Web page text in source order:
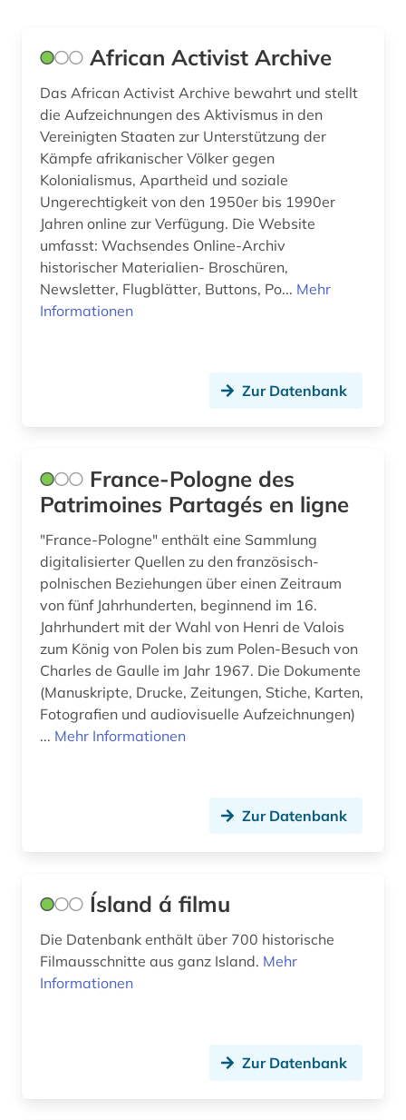
archäologie (5)
archäologische stätte (1)
argentinien (1)
artek (2)
asienforschung (1)
astronomie (2)
atlas (2)
aufsatzsammlung (1)
augenzeuge (1)
ausländer (1)
ausstellung (1)
australien (2)
auswanderer (1)
auswanderung (1)
authentizität (1)
außenpolitik (5)
außenwirtschaft (1)
baden-württemberg (3)
Europa (17)
Finnland (16)
Frankreich (22)
GUS (4)
Griechenland (2)
Griechenland (Altertum) (1)
Island (6)
Italien (12)
Japan (3)
Jugoslawien (6)
Kanada (1)
Lettland (5)
Makedonien (3)
Mittelamerika (2)
Moldawien (3)
African Activist Archive
Das African Activist Archive bewahrt und stellt
die Aufzeichnungen des Aktivismus in den
Vereinigten Staaten zur Unterstützung der
Kämpfe afrikanischer Völker gegen
Kolonialismus, Apartheid und soziale
Ungerechtigkeit von den 1950er bis 1990er
Jahren online zur Verfügung. Die Website
umfasst: Wachsendes Online-Archiv
historischer Materialien- Broschüren,
Newsletter, Flugblätter, Buttons, Po... Mehr
Informationen
Zur Datenbank
France-Pologne des
Patrimoines Partagés en ligne
"France-Pologne" enthält eine Sammlung
digitalisierter Quellen zu den französisch-
polnischen Beziehungen über einen Zeitraum
von fünf Jahrhunderten, beginnend im 16.
Jahrhundert mit der Wahl von Henri de Valois
zum König von Polen bis zum Polen-Besuch von
Charles de Gaulle im Jahr 1967. Die Dokumente
(Manuskripte, Drucke, Zeitungen, Stiche, Karten,
Fotografien und audiovisuelle Aufzeichnungen)
... Mehr Informationen
Zur Datenbank
Ísland á filmu
Die Datenbank enthält über 700 historische
Filmausschnitte aus ganz Island. Mehr
Informationen
Zur Datenbank